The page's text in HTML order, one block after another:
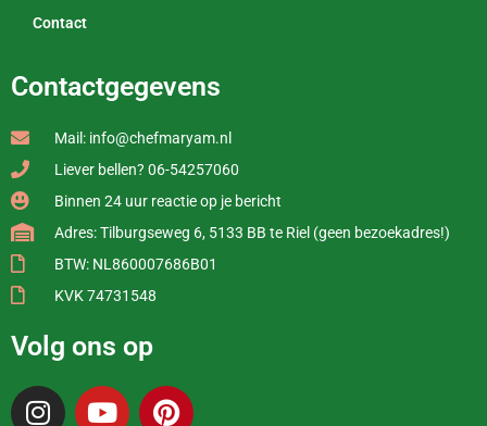
Contact
Contactgegevens
Mail: info@chefmaryam.nl
Liever bellen? 06-54257060
Binnen 24 uur reactie op je bericht
Adres: Tilburgseweg 6, 5133 BB te Riel (geen bezoekadres!)
BTW: NL860007686B01
KVK 74731548
Volg ons op
I
Y
P